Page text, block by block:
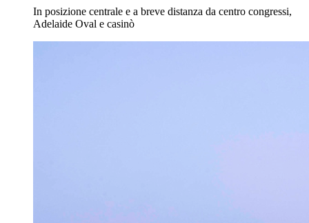
In posizione centrale e a breve distanza da centro congressi,
Adelaide Oval e casinò